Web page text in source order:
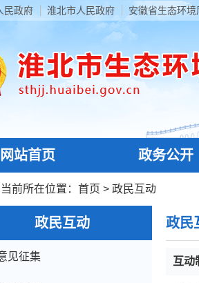
民政府 淮北市人民政府 安徽省生态环境
网站首页 政务公开
前所在位置： 首页 > 政民互动
政民互动
见征集
政民
互动